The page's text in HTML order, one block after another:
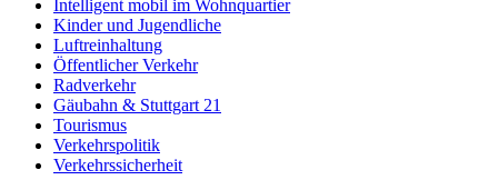
Intelligent mobil im Wohnquartier
Kinder und Jugendliche
Luftreinhaltung
Öffentlicher Verkehr
Radverkehr
Gäubahn & Stuttgart 21
Tourismus
Verkehrspolitik
Verkehrssicherheit